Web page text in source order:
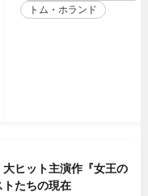
トム・ホランド
ヒット主演作『女王の
たちの現在